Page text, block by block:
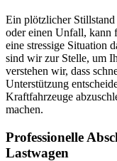
Ein plötzlicher Stillstand
oder einen Unfall, kann
eine stressige Situation
sind wir zur Stelle, um
verstehen wir, dass
Unterstützung
Kraftfahrzeuge
machen.
Professionelle
Lastwagen